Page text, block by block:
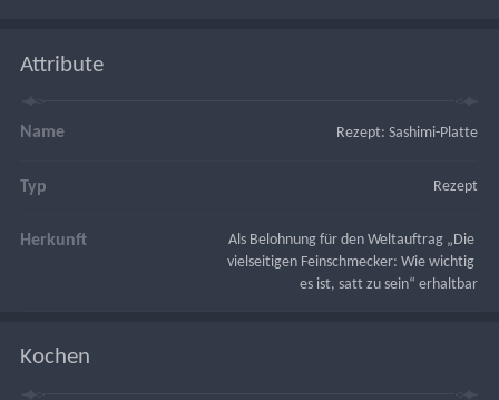
Attribute
Name Rezept: Sashimi-Platte
Typ Rezept
Herkunft
Als Belohnung für den Weltauftrag „Die
vielseitigen Feinschmecker: Wie wichtig
es ist, satt zu sein“ erhaltbar
Kochen